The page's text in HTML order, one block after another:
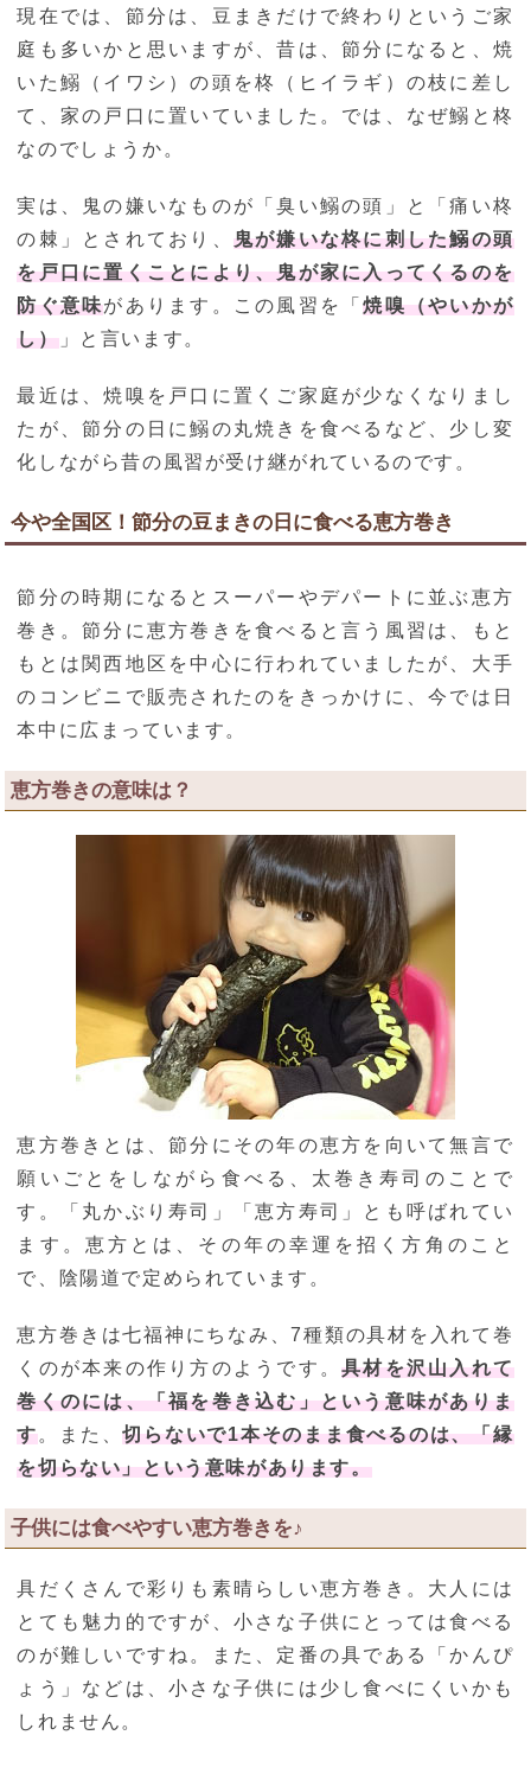
現在では、節分は、豆まきだけで終わりというご家
庭も多いかと思いますが、昔は、節分になると、焼
いた鰯（イワシ）の頭を柊（ヒイラギ）の枝に差し
て、家の戸口に置いていました。では、なぜ鰯と柊
なのでしょうか。
実は、鬼の嫌いなものが「臭い鰯の頭」と「痛い柊
の棘」とされており、 鬼が嫌いな柊に刺した鰯の頭
を戸口に置くことにより、鬼が家に入ってくるのを
防ぐ意味があります。この風習を「焼嗅（やいかが
し）」と言います。
最近は、焼嗅を戸口に置くご家庭が少なくなりまし
たが、節分の日に鰯の丸焼きを食べるなど、少し変
化しながら昔の風習が受け継がれているのです。
今や全国区！節分の豆まきの日に食べる恵方巻き
節分の時期になるとスーパーやデパートに並ぶ恵方
巻き。節分に恵方巻きを食べると言う風習は、もと
もとは関西地区を中心に行われていましたが、大手
のコンビニで販売されたのをきっかけに、今では日
本中に広まっています。
恵方巻きの意味は？
恵方巻きとは、節分にその年の恵方を向いて無言で
願いごとをしながら食べる、太巻き寿司のことで
す。「丸かぶり寿司」「恵方寿司」とも呼ばれてい
ます。恵方とは、その年の幸運を招く方角のこと
で、陰陽道で定められています。
恵方巻きは七福神にちなみ、7種類の具材を入れて巻
くのが本来の作り方のようです。具材を沢山入れて
巻くのには、「福を巻き込む」という意味がありま
す。また、切らないで1本そのまま食べるのは、「縁
を切らない」という意味があります。
子供には食べやすい恵方巻きを♪
具だくさんで彩りも素晴らしい恵方巻き。大人には
とても魅力的ですが、小さな子供にとっては食べる
のが難しいですね。また、定番の具である「かんぴ
ょう」などは、小さな子供には少し食べにくいかも
しれません。